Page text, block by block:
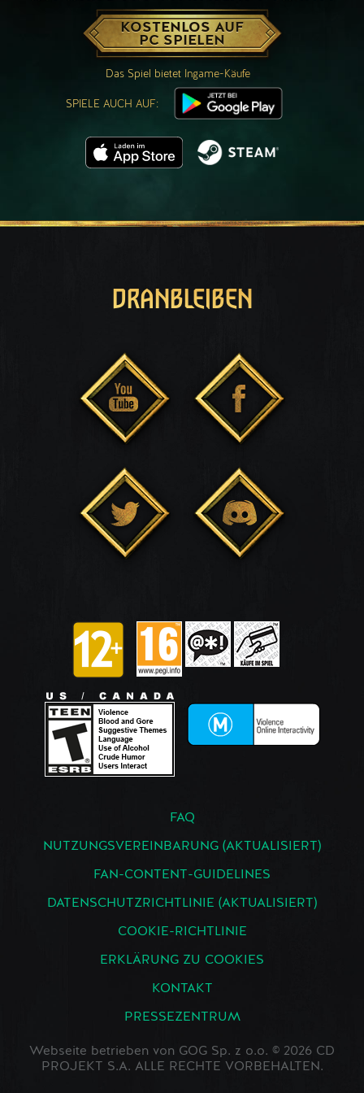
KOSTENLOS AUF
PC SPIELEN
Das Spiel bietet Ingame-Käufe
SPIELE AUCH AUF:
DRANBLEIBEN
FAQ
NUTZUNGSVEREINBARUNG (AKTUALISIERT)
FAN-CONTENT-GUIDELINES
DATENSCHUTZRICHTLINIE (AKTUALISIERT)
COOKIE-RICHTLINIE
ERKLÄRUNG ZU COOKIES
KONTAKT
PRESSEZENTRUM
Webseite betrieben von GOG Sp. z o.o. © 2026 CD
PROJEKT S.A. ALLE RECHTE VORBEHALTEN.